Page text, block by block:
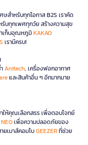
ำหรับทุกโอกาส B2S เราคัด
รับทุกเพศทุกวัย สร้างความสุข
าเก็บอุณหภูมิKAKAO
เรามีครบ!
Anitech, เครื่องฟอกอากาศ
และสินค้าอื่น ๆ อีกมากมาย
ห้คุณเลือกสรร เพื่อตอบโจทย์
NEOเพื่อความปลอดภัยของ
ยเมาส์คอมโบGEEZERที่ช่วย